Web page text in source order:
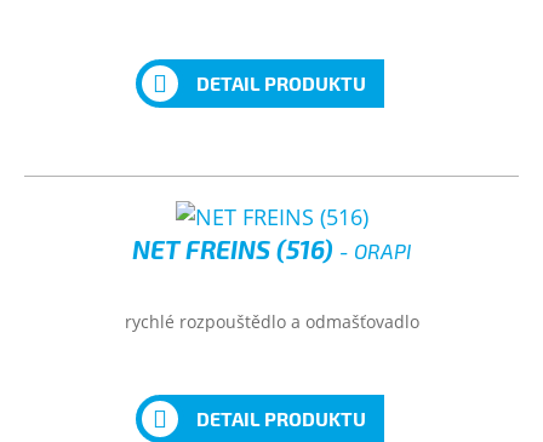
DETAIL PRODUKTU
NET FREINS (516) - ORAPI
rychlé rozpouštědlo a odmašťovadlo
DETAIL PRODUKTU